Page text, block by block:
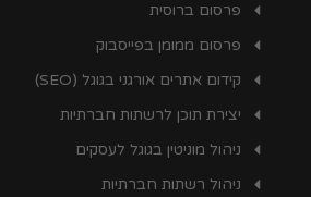
פרסום ברוסית
פרסום ממומן בפייסבוק
קידום אתרים אורגני בגוגל (SEO)
יצירת תוכן לרשתות חברתיות
ניהול מוניטין בגוגל לעסקים
ניהול רשתות חברתיות